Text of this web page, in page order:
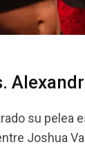
su pelea
Joshua